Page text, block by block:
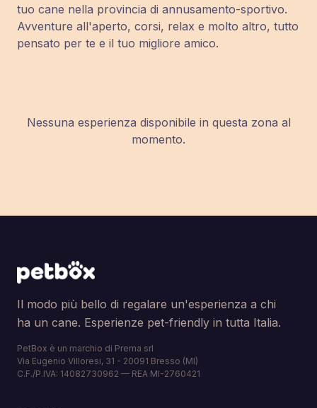
tuo cane nella provincia di annusamento-sportivo.
Avventure all'aperto, corsi, relax e molto altro, tutto
pensato per te e il tuo migliore amico.
Nessuna esperienza disponibile in questa zona al
momento.
Il modo più bello di regalare un'esperienza a chi
ha un cane. Esperienze pet-friendly in tutta Italia.
PetBox è un marchio di Prema srl
Via Eugenio Villoresi, 31 - 20091 Bresso (MI)
C.F./P.IVA: 14082730962 — REA MI-2760421